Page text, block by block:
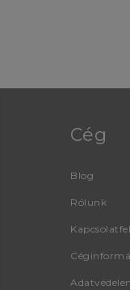
Cég
Blog
Rólunk